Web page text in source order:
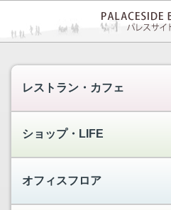
レストラン・カフェ
ショップ・LIFE
オフィスフロア